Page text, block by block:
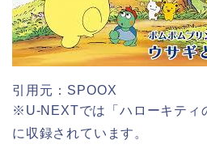
引用元：SPOOX
※U-NEXTでは「ハローキティ
に収録されています。